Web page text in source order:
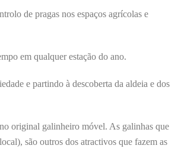
de pragas nos espaços agrícolas e
em qualquer estação do ano.
e partindo à descoberta da aldeia e dos
original galinheiro móvel. As galinhas que
são outros dos atractivos que fazem as